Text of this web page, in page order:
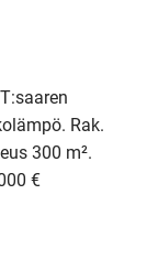
Rak.
300 m².
€